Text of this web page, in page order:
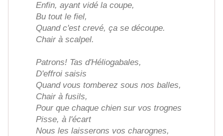
Enfin, ayant vidé la coupe,
Bu tout le fiel,
Quand c'est crevé, ça se découpe.
Chair à scalpel.
Patrons! Tas d'Héliogabales,
D'effroi saisis
Quand vous tomberez sous nos balles,
Chair à fusils,
Pour que chaque chien sur vos trognes
Pisse, à l'écart
Nous les laisserons vos charognes,